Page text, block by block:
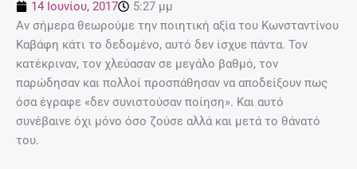
14 Ιουνίου, 2017
5:27 μμ
Αν σήμερα θεωρούμε την ποιητική αξία του Κωνσταντίνου
Καβάφη κάτι το δεδομένο, αυτό δεν ίσχυε πάντα. Τον
κατέκριναν, τον χλεύασαν σε μεγάλο βαθμό, τον
παρώδησαν και πολλοί προσπάθησαν να αποδείξουν πως
όσα έγραφε «δεν συνιστούσαν ποίηση». Και αυτό
συνέβαινε όχι μόνο όσο ζούσε αλλά και μετά το θάνατό
του.